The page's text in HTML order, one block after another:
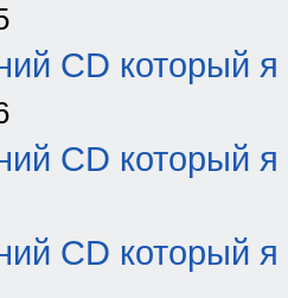
CD который я
CD который я
CD который я